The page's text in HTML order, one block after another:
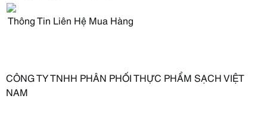
Thông Tin Liên Hệ Mua Hàng
CÔNG TY TNHH PHÂN PHỐI THỰC PHẨM SẠCH VIỆT
NAM